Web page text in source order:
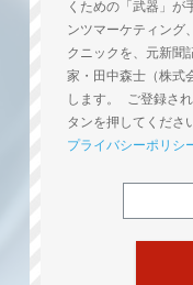
くための「武器」
ンツマーケティング
クニックを、元新聞
家・田中森士（株式
します。 ご登録さ
タンを押してくだ
プライバシーポリシ